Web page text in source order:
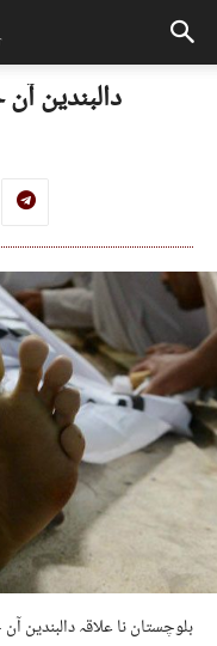
دالبندین
بلوچستان نا علاقہ دالبندین